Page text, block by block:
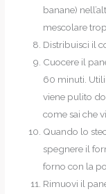
banane)
mescolare
Distribuisci il
Cuocere il
60 minuti.
viene pulito
come sai che
Quando lo
spegnere il
forno con la
Rimuovi il